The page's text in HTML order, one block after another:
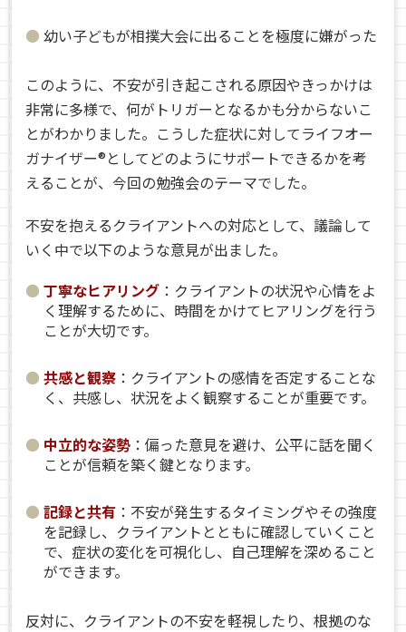
幼い子どもが相撲大会に出ることを極度に嫌がった
このように、不安が引き起こされる原因やきっかけは
非常に多様で、何がトリガーとなるかも分からないこ
とがわかりました。こうした症状に対してライフオー
ガナイザー®としてどのようにサポートできるかを考
えることが、今回の勉強会のテーマでした。
不安を抱えるクライアントへの対応として、議論して
いく中で以下のような意見が出ました。
丁寧なヒアリング ：クライアントの状況や心情をよ
く理解するために、時間をかけてヒアリングを行う
ことが大切です。
共感と観察 ：クライアントの感情を否定することな
く、共感し、状況をよく観察することが重要です。
中立的な姿勢 ：偏った意見を避け、公平に話を聞く
ことが信頼を築く鍵となります。
記録と共有 ：不安が発生するタイミングやその強度
を記録し、クライアントとともに確認していくこと
で、症状の変化を可視化し、自己理解を深めること
ができます。
反対に、クライアントの不安を軽視したり、根拠のな